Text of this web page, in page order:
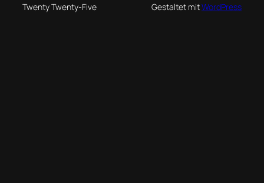
Twenty Twenty-Five Gestaltet mitWordPress